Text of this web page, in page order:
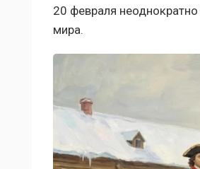
20 февраля
мира.